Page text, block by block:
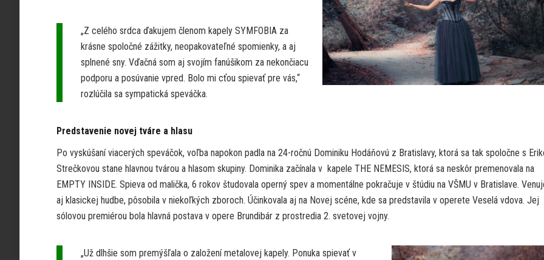
„Z celého srdca ďakujem členom kapely SYMFOBIA za
krásne spoločné zážitky, neopakovateľné spomienky, a aj
splnené sny. Vďačná som aj svojím fanúšikom za nekončiacu
podporu a posúvanie vpred. Bolo mi cťou spievať pre vás,“
rozlúčila sa sympatická speváčka.
Predstavenie novej tváre a hlasu
Po vyskúšaní viacerých speváčok, voľba napokon padla na 24-ročnú Dominiku Hodáňovú z Bratislavy, ktorá sa tak spoločne s
Strečkovou stane hlavnou tvárou a hlasom skupiny. Dominika začínala v kapele THE NEMESIS, ktorá sa neskôr premenovala na
EMPTY INSIDE. Spieva od malička, 6 rokov študovala operný spev a momentálne pokračuje v štúdiu na VŠMU v Bratislave.
aj klasickej hudbe, pôsobila v niekoľkých zboroch. Účinkovala aj na Novej scéne, kde sa predstavila v operete Veselá vdova. Jej
sólovou premiérou bola hlavná postava v opere Brundibár z prostredia 2. svetovej vojny.
„Už dlhšie som premýšľala o založení metalovej kapely. Ponuka spievať v